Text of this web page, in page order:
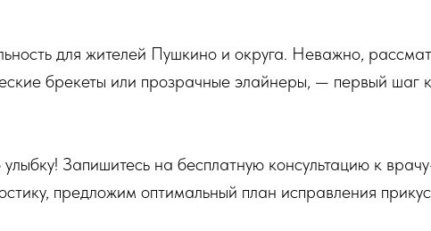
для жителей Пушкино и округа. Неважно,
брекеты или прозрачные элайнеры, — первый шаг
Запишитесь на бесплатную консультацию к
предложим оптимальный план исправления